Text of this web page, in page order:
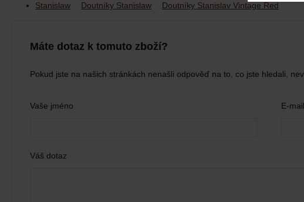
Stanislaw
Doutníky Stanislaw Doutníky Stanislav Vintage Red
Máte dotaz k tomuto zboží?
Pokud jste na našich stránkách nenašli odpověď na to, co jste hledali,
Vaše jméno E-mail
Váš dotaz